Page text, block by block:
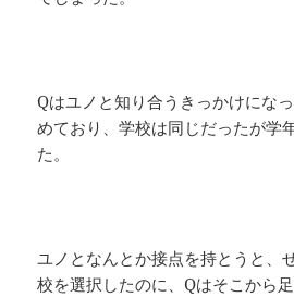
Qはユノと知り合うきっかけにな
めており、学校は同じだったが学
た。
ユノとなんとか接点を持とうと、
校を選択したのに、Qはそこから足